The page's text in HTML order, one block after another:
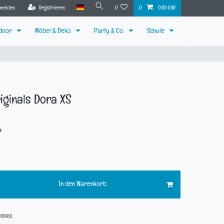
Registrieren 0 0 0,00 EUR
Möbel & Deko Party & Co. Schule
Dora XS
In den Warenkorb